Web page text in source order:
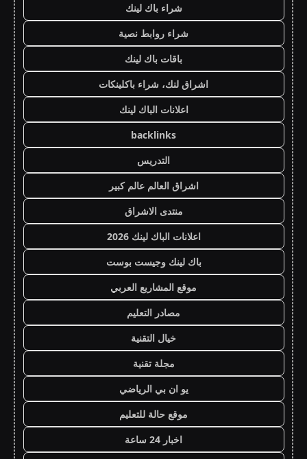
شراء باك لينك
شراء روابط نصية
باقات باك لينك
اشراق لنك، شراء باكلينكات
اعلانات الباك لينك
backlinks
التدريس
اشراق العالم عالم كبير
منتدى الاشراق
اعلانات الباك لينك 2026
باك لينك وجيست بوست
موقع المشاريع العربي
مصادر التعليم
خيال التقنية
مجلة تقنية
يو ان بي الرياضي
موقع حالة للتعليم
اخبار 24 ساعة